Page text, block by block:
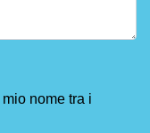
nome tra i